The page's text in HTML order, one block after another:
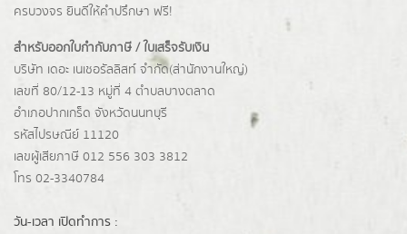
ครบวงจร ยินดีให้คำปรึกษา ฟรี!
สำหรับออกใบกำกับภาษี / ใบเสร็จรับเงิน
บริษัท เดอะ เนเชอรัลลิสท์ จำกัด(ส่านักงานใหญ่)
เลขที่ 80/12-13 หมู่ที่ 4 ตำบลบางตลาด
อำเภอปากเกร็ด จังหวัดนนทบุรี
รหัสไปรษณีย์ 11120
เลขผู้เสียภาษี 012 556 303 3812
โทร 02-3340784
วัน-เวลา เปิดทำการ :